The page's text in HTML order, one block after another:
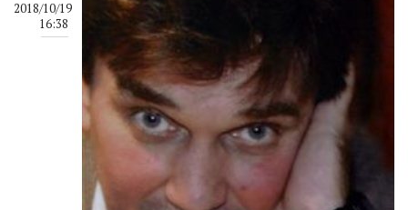
2018/10/19
16:38